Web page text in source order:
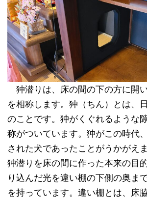
狆潜りは、床の間の下の方に開
を相称します。狆（ちん）とは、
のことです。狆がくぐれるような
称がついています。狆がこの時代
された犬であったことがうかがえま
狆潜りを床の間に作った本来の目
り込んだ光を違い棚の下側の奥ま
を持っています。違い棚とは、床